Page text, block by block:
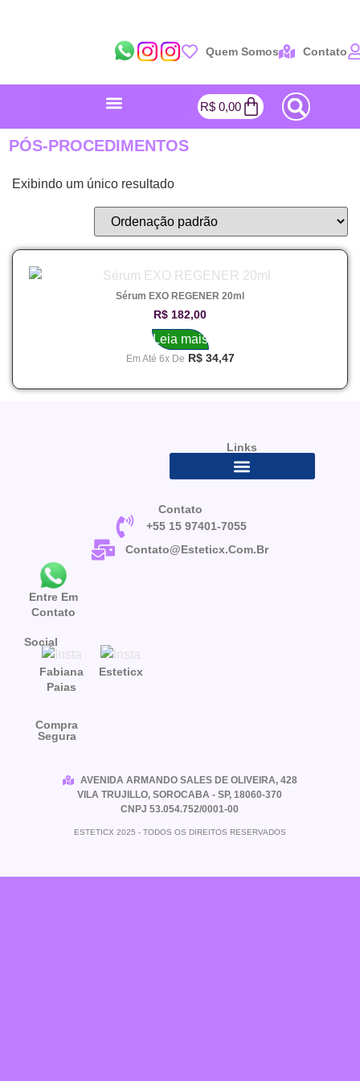
Quem Somos Contato
R$0,00
PÓS-PROCEDIMENTOS
Exibindo um único resultado
Sérum EXO REGENER 20ml
R$ 182,00
Leia mais
Em Até 6x De R$34,47
Links
Contato
+55 15 97401-7055
Contato@esteticx.com.br
Entre Em
Contato
Social
Fabiana
Paias
Esteticx
Compra
Segura
AVENIDA ARMANDO SALES DE OLIVEIRA, 428
VILA TRUJILLO, SOROCABA - SP, 18060-370
CNPJ 53.054.752/0001-00
ESTETICX 2025 - TODOS OS DIREITOS RESERVADOS